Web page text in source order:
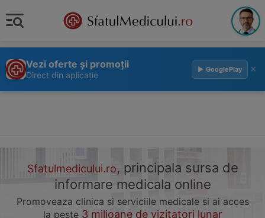
Vezi oferte și promoții
Direct din aplicație
▶ GooglePlay ×
Sfatulmedicului.ro, principala sursa de
informare medicala online
Promoveaza clinica si serviciile medicale si ai acces
la peste 3 milioane de vizitatori lunar